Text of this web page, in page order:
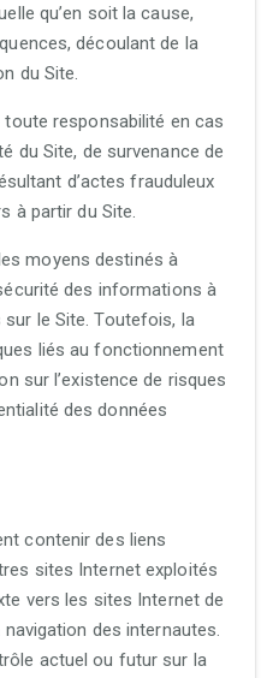
qu’en soit la cause,
découlant de la
du Site.
toute responsabilité en cas
du Site, de survenance de
d’actes frauduleux
à partir du Site.
moyens destinés à
des informations à
le Site. Toutefois, la
liés au fonctionnement
sur l’existence de risques
des données
contenir des liens
sites Internet exploités
vers les sites Internet de
des internautes.
actuel ou futur sur la